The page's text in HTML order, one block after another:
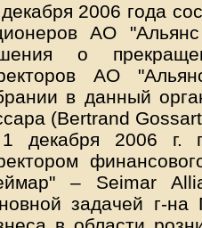
2006 года
АО
о
АО
в данный
(Bertrand
декабря 2006 г.
– Seimar
задачей г-на